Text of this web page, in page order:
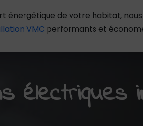
énergétique de votre habitat,
VMC performants et
électriques